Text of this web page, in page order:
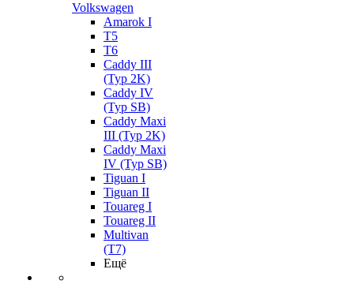
Volkswagen
Amarok I
T5
T6
Caddy III
(Typ 2K)
Caddy IV
(Typ SB)
Caddy Maxi
III (Typ 2K)
Caddy Maxi
IV (Typ SB)
Tiguan I
Tiguan II
Touareg I
Touareg II
Multivan
(T7)
Ещё